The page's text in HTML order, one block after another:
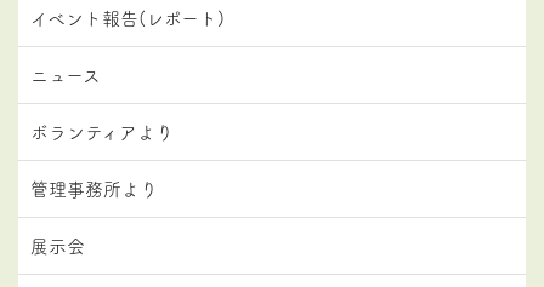
イベント報告(レポート)
ニュース
ボランティアより
管理事務所より
展示会